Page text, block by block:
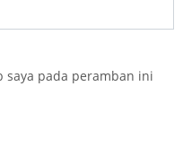
saya pada peramban ini